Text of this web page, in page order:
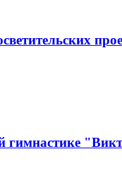
гимнастике